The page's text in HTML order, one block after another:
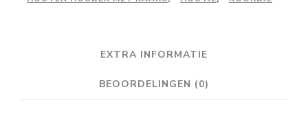
EXTRA INFORMATIE
BEOORDELINGEN (0)